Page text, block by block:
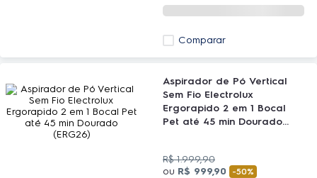
Comparar
Aspirador de Pó Vertical
Sem Fio Electrolux
Ergorapido 2 em 1 Bocal
Pet até 45 min Dourado
R$ 1.999,90
ou R$ 999,90 -50%